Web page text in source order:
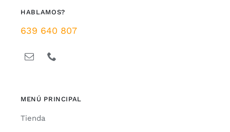
HABLAMOS?
639 640 807
MENÚ PRINCIPAL
Tienda